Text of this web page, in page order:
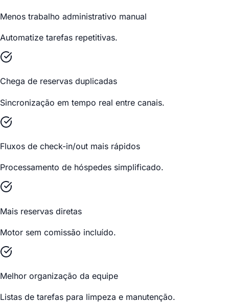
Menos trabalho administrativo manual
Automatize tarefas repetitivas.
Chega de reservas duplicadas
Sincronização em tempo real entre canais.
Fluxos de check-in/out mais rápidos
Processamento de hóspedes simplificado.
Mais reservas diretas
Motor sem comissão incluído.
Melhor organização da equipe
Listas de tarefas para limpeza e manutenção.